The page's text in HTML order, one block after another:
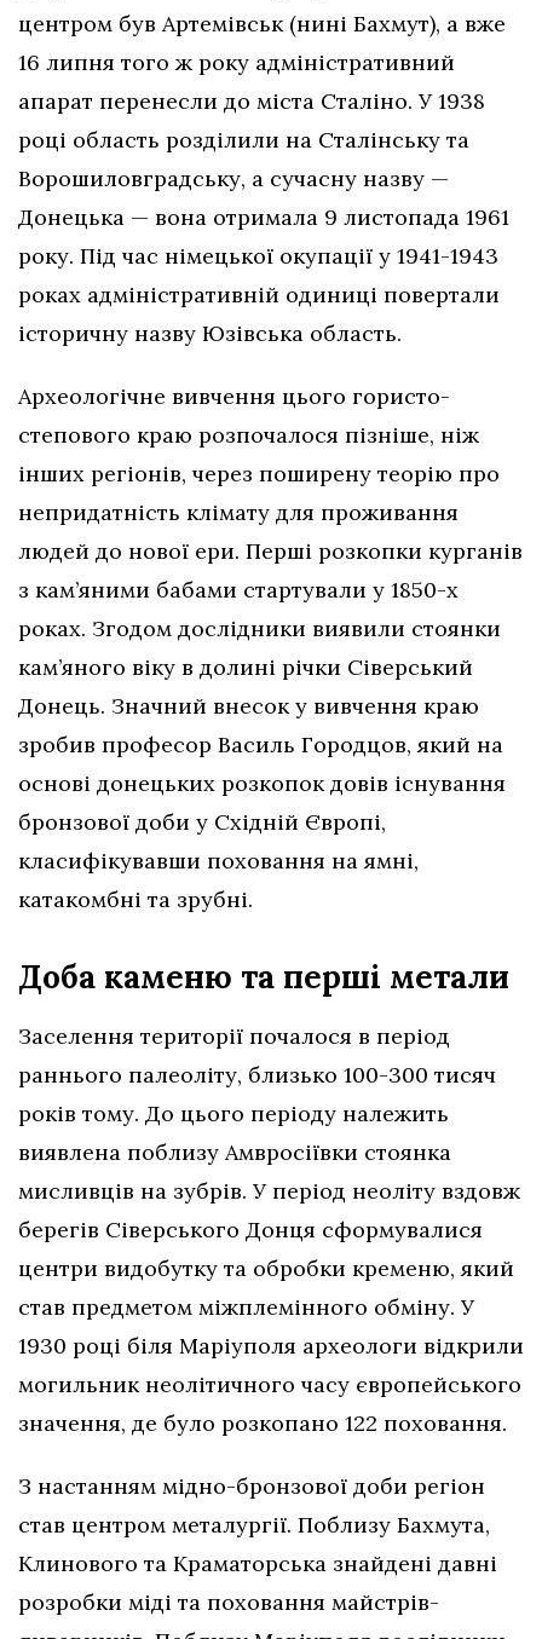
центром був Артемівськ (нині Бахмут), а вже
16 липня того ж року адміністративний
апарат перенесли до міста Сталіно. У 1938
році область розділили на Сталінську та
Ворошиловградську, а сучасну назву —
Донецька — вона отримала 9 листопада 1961
року. Під час німецької окупації у 1941-1943
роках адміністративній одиниці повертали
історичну назву Юзівська область.
Археологічне вивчення цього гористо-
степового краю розпочалося пізніше, ніж
інших регіонів, через поширену теорію про
непридатність клімату для проживання
людей до нової ери. Перші розкопки курганів
з кам’яними бабами стартували у 1850-х
роках. Згодом дослідники виявили стоянки
кам’яного віку в долині річки Сіверський
Донець. Значний внесок у вивчення краю
зробив професор Василь Городцов, який на
основі донецьких розкопок довів існування
бронзової доби у Східній Європі,
класифікувавши поховання на ямні,
катакомбні та зрубні.
Доба каменю та перші метали
Заселення території почалося в період
раннього палеоліту, близько 100-300 тисяч
років тому. До цього періоду належить
виявлена поблизу Амвросіївки стоянка
мисливців на зубрів. У період неоліту вздовж
берегів Сіверського Донця сформувалися
центри видобутку та обробки кременю, який
став предметом міжплемінного обміну. У
1930 році біля Маріуполя археологи відкрили
могильник неолітичного часу європейського
значення, де було розкопано 122 поховання.
З настанням мідно-бронзової доби регіон
став центром металургії. Поблизу Бахмута,
Клинового та Краматорська знайдені давні
розробки міді та поховання майстрів-